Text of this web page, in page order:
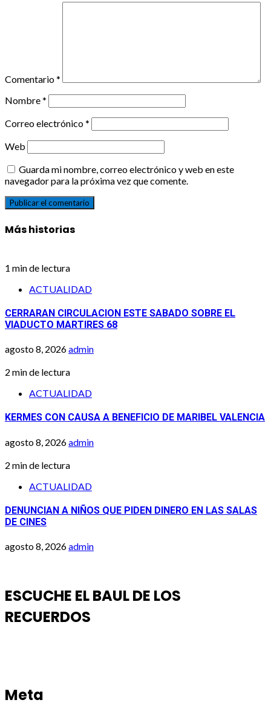
Comentario*
Nombre*
Correo electrónico*
Web
Guarda mi nombre, correo electrónico y web en este
navegador para la próxima vez que comente.
Más historias
1 min de lectura
ACTUALIDAD
CERRARAN CIRCULACION ESTE SABADO SOBRE EL
VIADUCTO MARTIRES 68
agosto 8, 2026admin
2 min de lectura
ACTUALIDAD
KERMES CON CAUSA A BENEFICIO DE MARIBEL VALENCIA
agosto 8, 2026admin
2 min de lectura
ACTUALIDAD
DENUNCIAN A NIÑOS QUE PIDEN DINERO EN LAS SALAS
DE CINES
agosto 8, 2026admin
ESCUCHE EL BAUL DE LOS
RECUERDOS
Meta